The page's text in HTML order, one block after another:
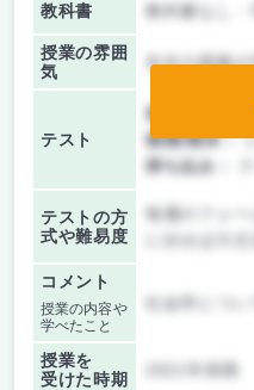
教科書 教科書なし・
授業の雰囲
気
先生の講義
テスト
前期/中間：
後期/期末：
持ち込み：
テストの方
式や難易度
毎週のフォ
コメント
授業の内容や
学べたこと
社会学につ
授業を
受けた時期